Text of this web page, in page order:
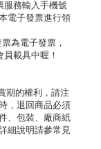
服務輸入手機號
電子發票進行領
為電子發票，
載具中喔！
期的權利，請注
，退回商品必須
、包裝、廠商紙
細說明請參常見